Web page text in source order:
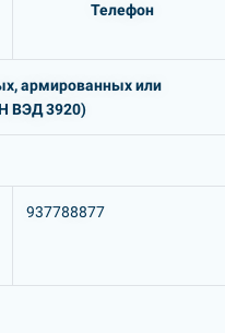
Телефон
армированных или
ВЭД 3920)
937788877